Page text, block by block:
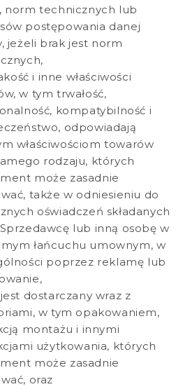
norm technicznych lub
postępowania danej
jeżeli brak jest norm
i inne właściwości
w tym trwałość,
kompatybilność i
odpowiadają
właściwościom towarów
rodzaju, których
może zasadnie
także w odniesieniu do
oświadczeń składanych
lub inną osobę w
łańcuchu umownym, w
poprzez reklamę lub
dostarczany wraz z
w tym opakowaniem,
montażu i innymi
użytkowania, których
może zasadnie
oraz